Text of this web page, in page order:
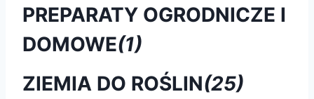
PREPARATY OGRODNICZE I
DOMOWE(1)
ZIEMIA DO ROŚLIN(25)